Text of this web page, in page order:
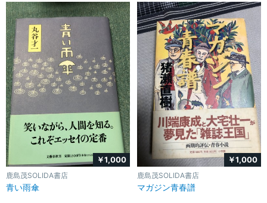
￥1,000
鹿島茂SOLIDA書店
青い雨傘
￥1,000
鹿島茂SOLIDA書店
マガジン青春譜